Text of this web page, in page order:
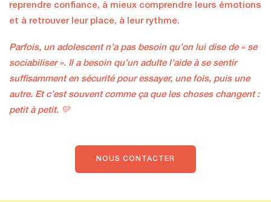
reprendre confiance, à mieux comprendre leurs émotions
et à retrouver leur place, à leur rythme.
Parfois, un adolescent n’a pas besoin qu’on lui dise de « se
sociabiliser ». Il a besoin qu’un adulte l’aide à se sentir
suffisamment en sécurité pour essayer, une fois, puis une
autre. Et c’est souvent comme ça que les choses changent :
petit à petit. 💛
NOUS CONTACTER